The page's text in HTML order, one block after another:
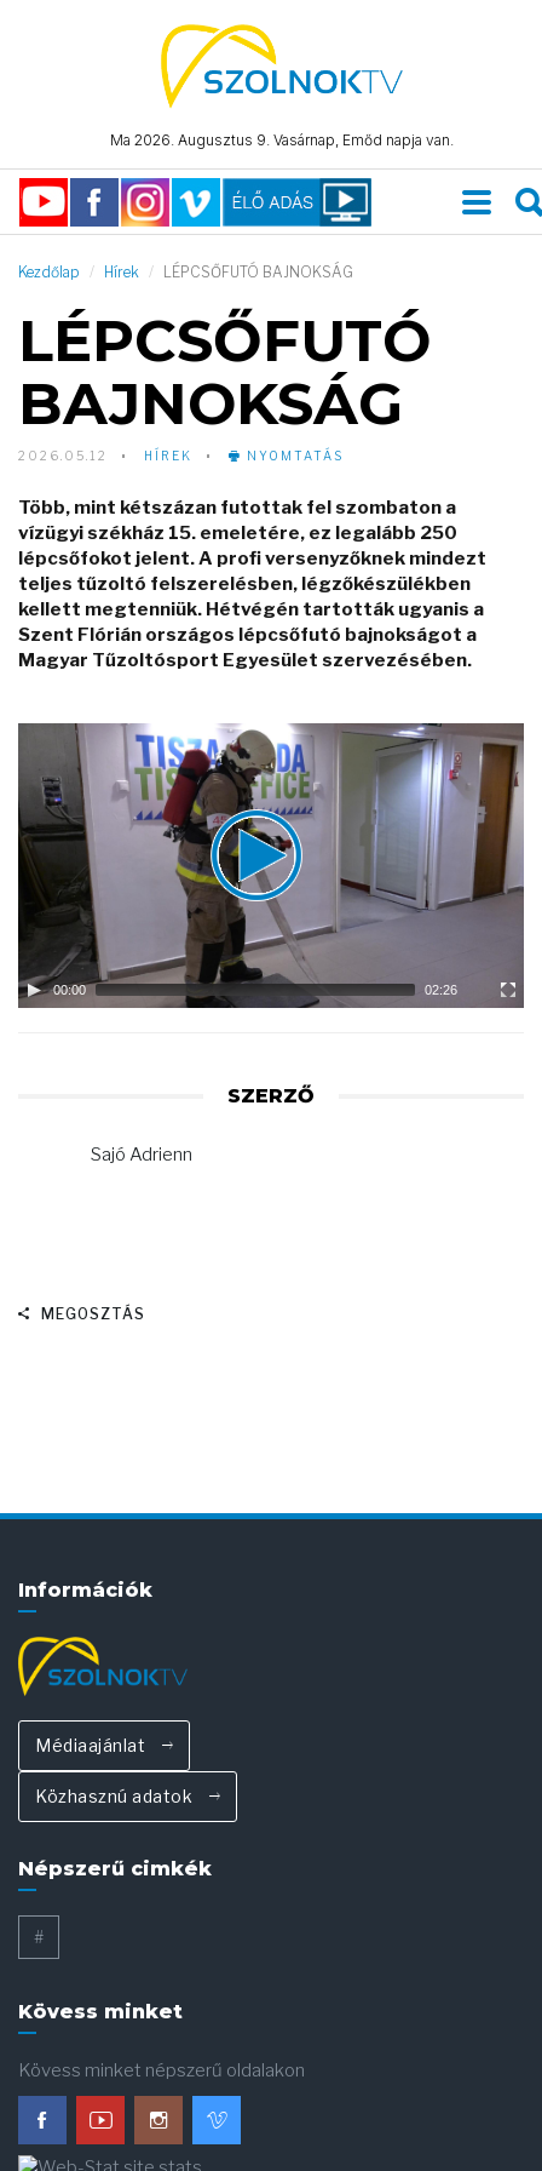
Ma 2026. Augusztus 9. Vasárnap, Emőd napja van.
Kezdőlap Hírek LÉPCSŐFUTÓ BAJNOKSÁG
LÉPCSŐFUTÓ
BAJNOKSÁG
2026.05.12 HÍREK NYOMTATÁS
Több, mint kétszázan futottak fel szombaton a
vízügyi székház 15. emeletére, ez legalább 250
lépcsőfokot jelent. A profi versenyzőknek mindezt
teljes tűzoltó felszerelésben, légzőkészülékben
kellett megtenniük. Hétvégén tartották ugyanis a
Szent Flórián országos lépcsőfutó bajnokságot a
Magyar Tűzoltósport Egyesület szervezésében.
00:00 02:26
SZERZŐ
Sajó Adrienn
MEGOSZTÁS
Információk
Médiaajánlat
Közhasznú adatok
Népszerű cimkék
#
Kövess minket
Kövess minket népszerű oldalakon